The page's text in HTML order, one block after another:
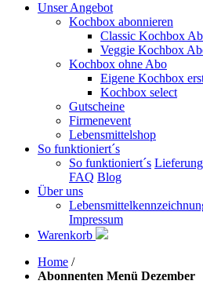
Unser Angebot
Kochbox abonnieren
Classic Kochbox
Veggie Kochbox
Kochbox ohne Abo
Eigene Kochbox
Kochbox select
Gutscheine
Firmenevent
Lebensmittelshop
So funktioniert´s
So funktioniert´s Lieferung
FAQ Blog
Über uns
Impressum
Warenkorb
Home /
Abonnenten Menü Dezember